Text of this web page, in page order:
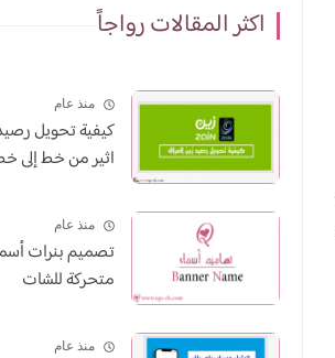
اكثر المقالات رواجاً
منذ عام
كيفية تحويل
اثير من خط إلى
منذ عام
تصميم بنرات
متحركة للشات
منذ عام